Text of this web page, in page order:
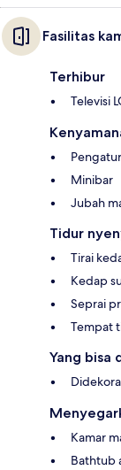
Fasilitas
Terhibur
Televisi
Minibar
Jubah
Tidur
Tirai
Kedap
Seprai
Tempat
Yang bisa
Kamar
Bathtub